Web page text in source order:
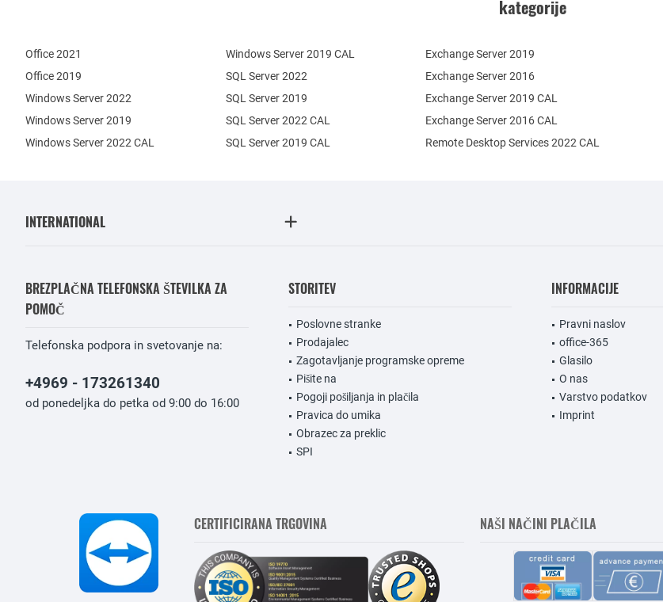
kategorije
Office 2021
Office 2019
Windows Server 2022
Windows Server 2019
Exchange Server 2019
Exchange Server 2016
SQL Server 2022
SQL Server 2019
Windows Server 2022 CAL
Windows Server 2019 CAL
SQL Server 2022 CAL
SQL Server 2019 CAL
Remote Desktop Services 2022 CAL
Exchange Server 2019 CAL
Exchange Server 2016 CAL
INTERNATIONAL
BREZPLAČNA TELEFONSKA ŠTEVILKA ZA
POMOČ
Telefonska podpora in svetovanje na:
+4969 - 173261340
od ponedeljka do petka od 9:00 do 16:00
STORITEV
Poslovne stranke
Prodajalec
Zagotavljanje programske opreme
Pišite na
Pogoji pošiljanja in plačila
Pravica do umika
Obrazec za preklic
SPI
INFORMACIJE
Pravni naslov
office-365
Glasilo
O nas
Varstvo podatkov
Imprint
CERTIFICIRANA TRGOVINA NAŠI NAČINI PLAČILA